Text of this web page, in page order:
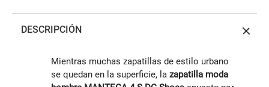
DESCRIPCIÓN
Mientras muchas zapatillas de estilo urbano
se quedan en la superficie, la zapatilla moda